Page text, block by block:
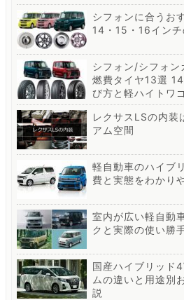
シフォンに合うお
14・15・16イン
シフォン/シフォン
燃費タイヤ13選
び方と軽ハイトワ
レクサスLSの内装
アム空間
軽自動車のハイブ
費と実態をわかり
室内が広い軽自動
クと実際の使い勝
国産ハイブリッド
ムの違いと用途別
説